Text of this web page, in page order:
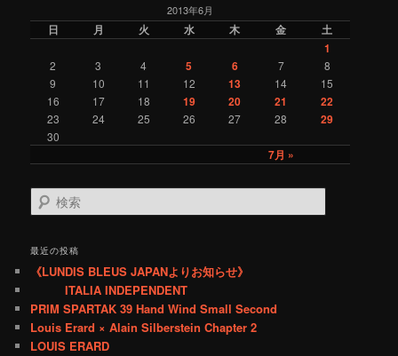
r
2013年6月
日 月 火 水 木 金 土
7月 »
1
2 3 4 5 6 7
8
9
10 11 12 13 14
15
16
17 18 19 20 21 22
23 24 25 26 27 28 29
30
検
索
最近の投稿
《LUNDIS BLEUS JAPANよりお知らせ》
ITALIA INDEPENDENT
PRIM SPARTAK 39 Hand Wind Small Second
Louis Erard × Alain Silberstein Chapter 2
LOUIS ERARD